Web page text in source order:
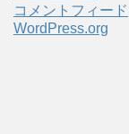
コメントフィード
WordPress.org